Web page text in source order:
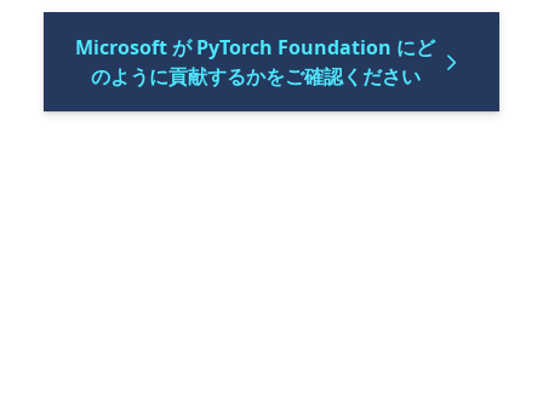
Microsoft が PyTorch Foundation にど
のように貢献するかをご確認ください